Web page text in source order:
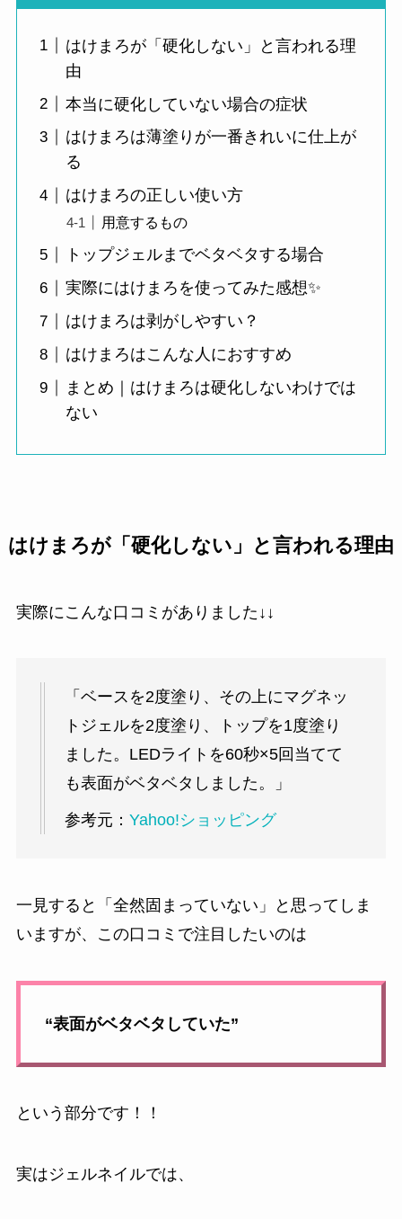
はけまろが「硬化しない」と言われる理
由
本当に硬化していない場合の症状
はけまろは薄塗りが一番きれいに仕上が
る
はけまろの正しい使い方
用意するもの
トップジェルまでベタベタする場合
実際にはけまろを使ってみた感想✨
はけまろは剥がしやすい？
はけまろはこんな人におすすめ
まとめ｜はけまろは硬化しないわけでは
ない
はけまろが「硬化しない」と言われる理由
実際にこんな口コミがありました↓↓
「ベースを2度塗り、その上にマグネッ
トジェルを2度塗り、トップを1度塗り
ました。LEDライトを60秒×5回当てて
も表面がベタベタしました。」
参考元： Yahoo!ショッピング
一見すると「全然固まっていない」と思ってしま
いますが、この口コミで注目したいのは
“表面がベタベタしていた”
という部分です！！
実はジェルネイルでは、